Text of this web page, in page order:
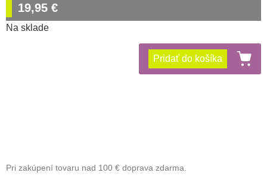
19,95 €
Na sklade
Pridať do košíka
Pri zakúpení tovaru nad 100 € doprava zdarma.